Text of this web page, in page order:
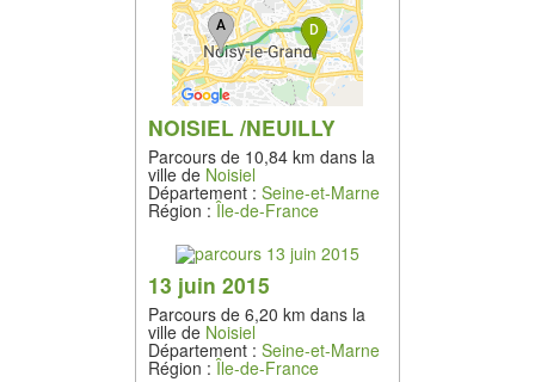
Equipements &
Tests
Parcours &
Courses
Outils & Réseaux
NOISIEL /NEUILLY
Parcours de 10,84 km dans la
ville de Noisiel
Département : Seine-et-Marne
Région : Île-de-France
13 juin 2015
Parcours de 6,20 km dans la
ville de Noisiel
Département : Seine-et-Marne
Région : Île-de-France